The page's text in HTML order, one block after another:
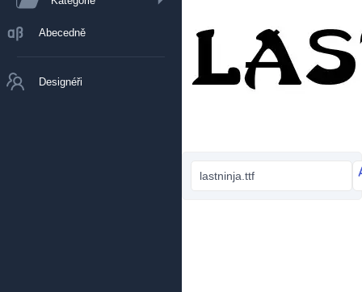
Abecedně
Designéři
lastninja.ttf